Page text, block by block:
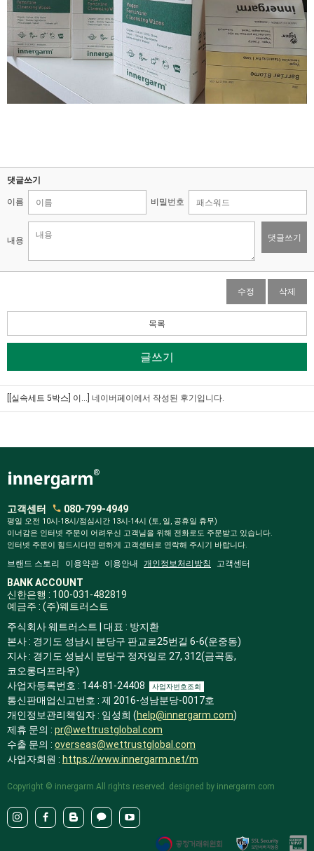
댓글쓰기
이름 비밀번호
내용 댓글쓰기
수정 삭제
목록
글쓰기
[[실속세트 5박스] 이...] 네이버페이에서 작성된 후기입니다.
고객센터 080-799-4949
평일 오전 10시-18시/점심시간 13시-14시 (토, 일, 공휴일 휴무)
이너감은 인터넷 주문이 어려우신 고객님을 위해 전화로도 주문받고 있습니다.
인터넷 주문이 힘드시다면 편하게 고객센터로 연락해 주시기 바랍니다.
브랜드 스토리 이용약관 이용안내 개인정보처리방침 고객센터
BANK ACCOUNT
신한은행 : 100-031-482819
예금주 : (주)웨트러스트
주식회사 웨트러스트 | 대표 : 방지환
본사 : 경기도 성남시 분당구 판교로25번길 6-6(운중동)
지사 : 경기도 성남시 분당구 정자일로 27, 312(금곡동,
코오롱더프라우)
사업자등록번호 : 144-81-24408
사업자번호조회
통신판매업신고번호 : 제 2016-성남분당-0017호
개인정보관리책임자 : 임성희 (help@innergarm.com)
제휴 문의 : pr@wettrustglobal.com
수출 문의 : overseas@wettrustglobal.com
사업자회원 : https://www.innergarm.net/m
Copyright © innergarm.All rights reserved. designed by innergarm.com